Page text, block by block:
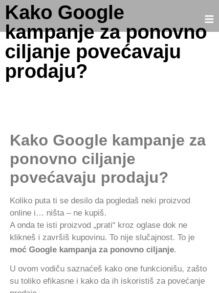
Kako Google
kampanje za ponovno
ciljanje povećavaju
prodaju?
Kako Google kampanje za
ponovno ciljanje
povećavaju prodaju?
Koliko puta ti se desilo da pogledaš neki proizvod
online i… ništa – ne kupiš.
A onda te isti proizvod „prati“ kroz oglase dok ne
klikneš i završiš kupovinu. To nije slučajnost. To je
moć Google kampanja za ponovno ciljanje.
U ovom vodiču saznaćeš kako one funkcionišu, zašto
su toliko efikasne i kako da ih iskoristiš za povećanje